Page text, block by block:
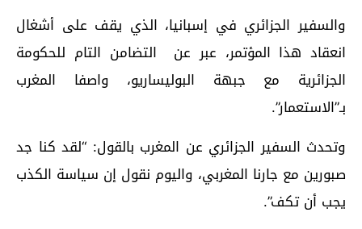
والسفير الجزائري في إسبانيا، الذي يقف على أشغال
انعقاد هذا المؤتمر، عبر عن التضامن التام للحكومة
الجزائرية مع جبهة البوليساريو، واصفا المغرب
بـ”الاستعمار”.
وتحدث السفير الجزائري عن المغرب بالقول: “لقد كنا جد
صبورين مع جارنا المغربي، واليوم نقول إن سياسة الكذب
يجب أن تكف”.